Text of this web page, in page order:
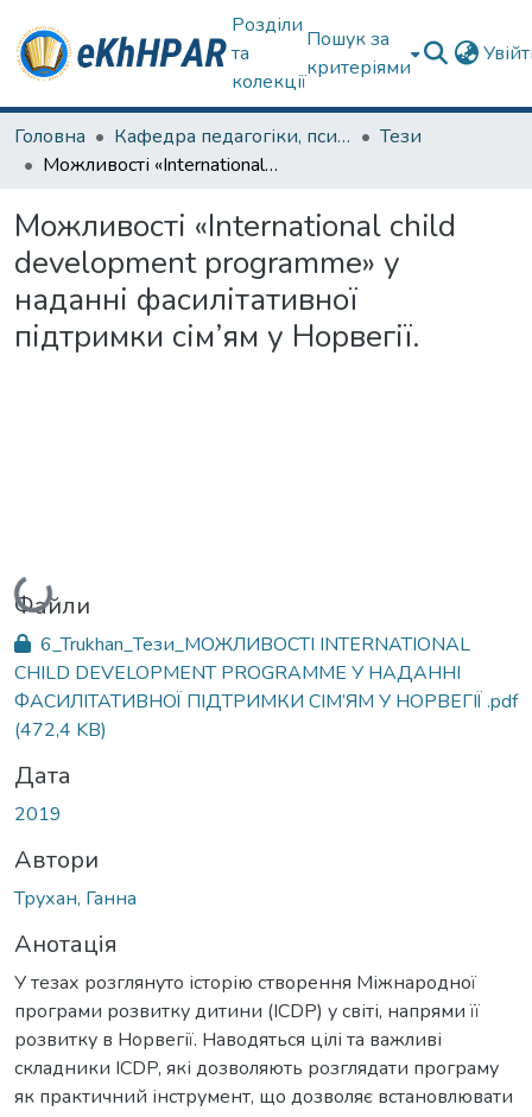
Розділи
та
колекції
Пошук за
критеріями
Головна Кафедра педагогіки, психології, початкової освіти та освітнього менеджменту
Тези
Можливості «International child development programme» у наданні фасилітативної підтримки сім’ям у Норвегії.
Можливості «International child
development programme» у
наданні фасилітативної
підтримки сім’ям у Норвегії.
Вантажиться...
Файли
6_Trukhan_Тези_МОЖЛИВОСТІ INTERNATIONAL
CHILD DEVELOPMENT PROGRAMME У НАДАННІ
ФАСИЛІТАТИВНОЇ ПІДТРИМКИ СІМ’ЯМ У НОРВЕГІЇ .pdf
(472,4 KB)
Дата
2019
Автори
Трухан, Ганна
Анотація
У тезах розглянуто історію створення Міжнародної
програми розвитку дитини (ICDP) у світі, напрями її
розвитку в Норвегії. Наводяться цілі та важливі
складники ICDP, які дозволяють розглядати програму
як практичний інструмент, що дозволяє встановлювати